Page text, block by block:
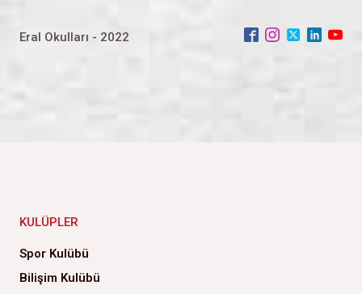
Eral Okulları - 2022
KULÜPLER
Spor Kulübü
Bilişim Kulübü